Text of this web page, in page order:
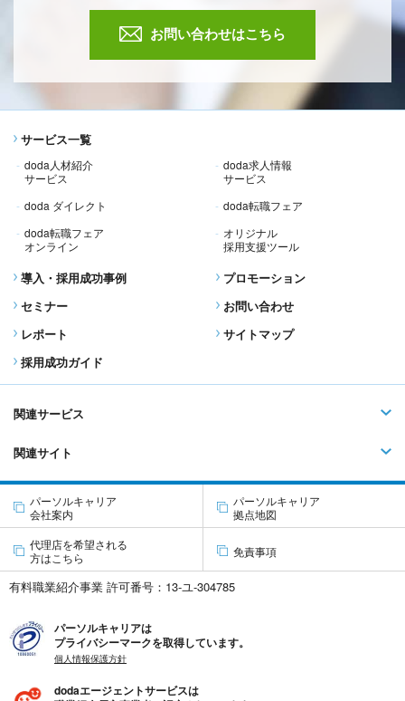
お問い合わせはこちら
サービス一覧
doda人材紹介
サービス
doda求人情報
サービス
doda ダイレクト
doda転職フェア
doda転職フェア
オンライン
オリジナル
採用支援ツール
導入・採用成功事例
セミナー
レポート
採用成功ガイド
プロモーション
お問い合わせ
サイトマップ
関連サービス
関連サイト
パーソルキャリア
会社案内
パーソルキャリア
拠点地図
代理店を希望される
方はこちら
免責事項
有料職業紹介事業 許可番号：13-ユ-304785
パーソルキャリアは
プライバシーマークを取得しています。
個人情報保護方針
dodaエージェントサービスは